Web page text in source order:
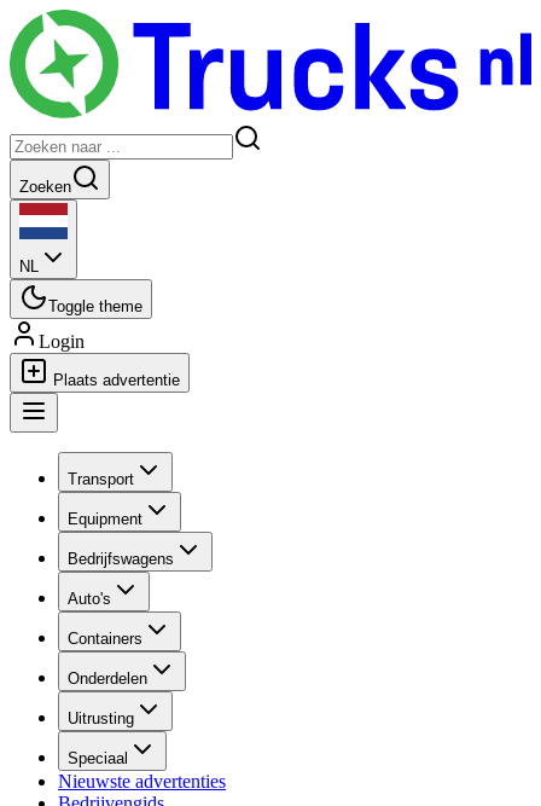
Zoeken
NL
Toggle theme
Login
Plaats advertentie
Transport
Equipment
Bedrijfswagens
Auto's
Containers
Onderdelen
Uitrusting
Speciaal
Nieuwste advertenties